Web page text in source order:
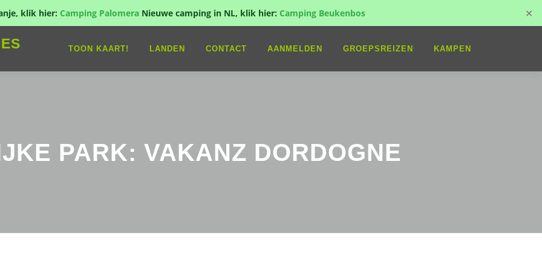
klik hier: Camping Palomera Nieuwe camping in NL, klik hier: Camping Beukenbos ✕
TOON KAART! LANDEN CONTACT AANMELDEN GROEPSREIZEN KAMPEN
PARK: VAKANZ DORDOGNE